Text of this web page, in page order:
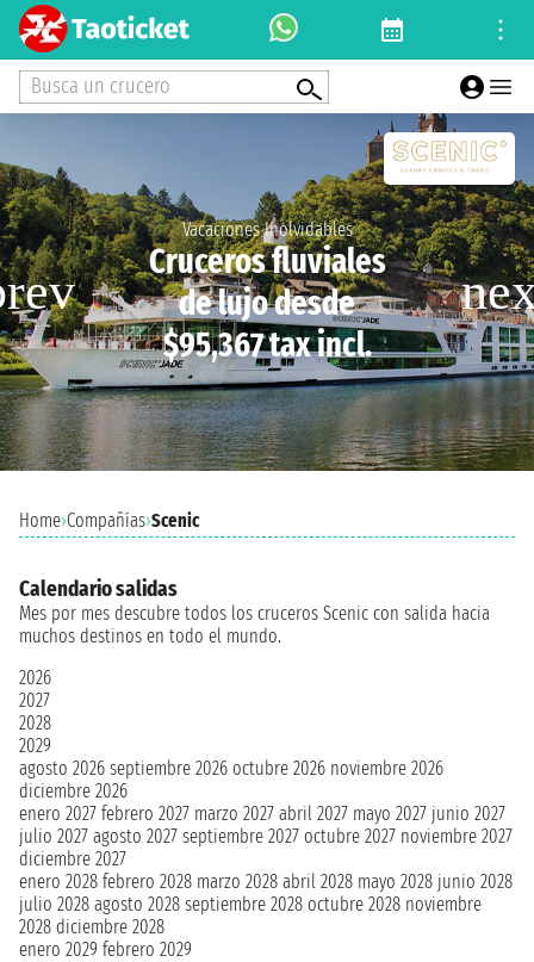
Busca un crucero
Vacaciones Inolvidables
Cruceros fluviales
de lujo desde
$95,367 tax incl.
Home›Compañías›Scenic
Calendario salidas
Mes por mes descubre todos los cruceros Scenic con salida hacia
muchos destinos en todo el mundo.
2026
2027
2028
2029
agosto 2026 septiembre 2026 octubre 2026 noviembre 2026
diciembre 2026
enero 2027 febrero 2027 marzo 2027 abril 2027 mayo 2027 junio 2027
julio 2027 agosto 2027 septiembre 2027 octubre 2027 noviembre 2027
diciembre 2027
enero 2028 febrero 2028 marzo 2028 abril 2028 mayo 2028 junio 2028
julio 2028 agosto 2028 septiembre 2028 octubre 2028 noviembre
2028 diciembre 2028
enero 2029 febrero 2029